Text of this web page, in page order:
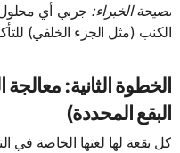
نصيحة الخبراء: جربي أي
الكنب (مثل الجزء الخلفي)
الخطوة الثانية: معالجة
البقع المحددة)
كل بقعة لها لغتها الخاصة في